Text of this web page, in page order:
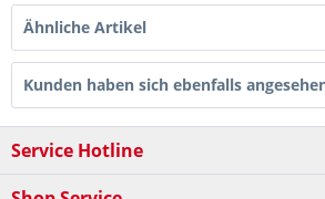
Ähnliche Artikel
Kunden haben sich ebenfalls
Service Hotline